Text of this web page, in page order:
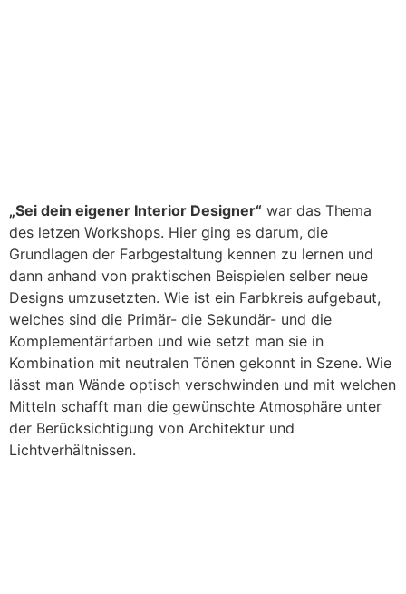
„Sei dein eigener Interior Designer“ war das Thema
des letzen Workshops. Hier ging es darum, die
Grundlagen der Farbgestaltung kennen zu lernen und
dann anhand von praktischen Beispielen selber neue
Designs umzusetzten. Wie ist ein Farbkreis aufgebaut,
welches sind die Primär- die Sekundär- und die
Komplementärfarben und wie setzt man sie in
Kombination mit neutralen Tönen gekonnt in Szene. Wie
lässt man Wände optisch verschwinden und mit welchen
Mitteln schafft man die gewünschte Atmosphäre unter
der Berücksichtigung von Architektur und
Lichtverhältnissen.